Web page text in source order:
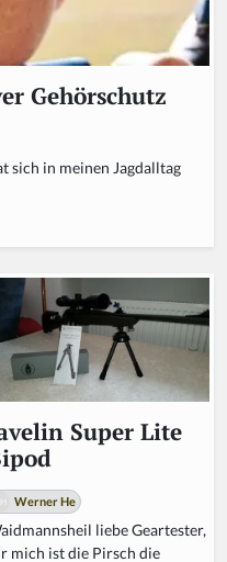
Gehörschutz
sich in meinen Jagdalltag
Super Lite
Werner He
liebe Geartester,
mich ist die Pirsch die